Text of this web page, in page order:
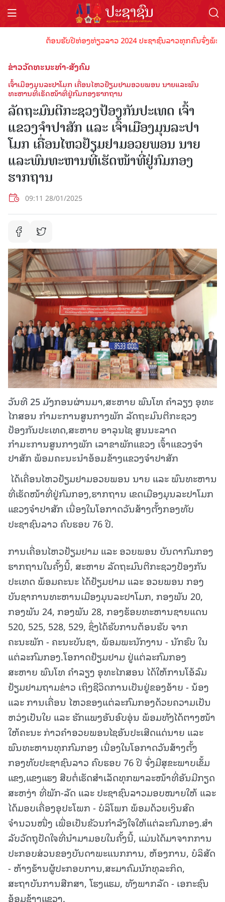
ຕ້ອນຮັບປີທ່ອງທ່ຽວລາວ 2024 ປະຊາຊົນລາວທຸກຄົນຈົ່ງພ້ອມ
ຂ່າວວັດທະນະທຳ-ສັງຄົມ
ເຈົ້າເມືອງມຸນລະປາໂມກ ເຄື່ອນໄຫວຢ້ຽມຢາມອວຍພອນ ນາຍແລະພົນ
ທະຫານທີ່ເຮັດໜ້າທີ່ຢູ່ກົມກອງຮາກຖານ
ລັດຖະມົນຕີກະຊວງປ້ອງກັນປະເທດ ເຈົ້າ
ແຂວງຈໍາປາສັກ ແລະ ເຈົ້າເມືອງມຸນລະປາ
ໂມກ ເຄື່ອນໄຫວຢ້ຽມຢາມອວຍພອນ ນາຍ
ແລະພົນທະຫານທີ່ເຮັດໜ້າທີ່ຢູ່ກົມກອງ
ຮາກຖານ
09:11 28/01/2025
ວັນທີ 25 ມັງກອນຜ່ານມາ,ສະຫາຍ ພົນໂທ ຄໍາລຽງ ອຸທະ
ໄກສອນ ກຳມະການສູນກາງພັກ ລັດຖະມົນຕີກະຊວງ
ປ້ອງກັນປະເທດ,ສະຫາຍ ອາລຸນໄຊ ສູນນະລາດ
ກຳມະການສູນກາງພັກ ເລາຂາພັກແຂວງ ເຈົ້າແຂວງຈຳ
ປາສັກ ພ້ອມຄະນະນໍາອ້ອມຂ້າງແຂວງຈໍາປາສັກ
ໄດ້ເຄື່ອນໄຫວຢ້ຽມຢາມອວຍພອນ ນາຍ ແລະ ພົນທະຫານ
ທີ່ເຮັດໜ້າທີ່ຢູ່ກົມກອງ,ຮາກຖານ ເຂດເມືອງມຸນລະປາໂມກ
ແຂວງຈຳປາສັກ ເນື່ອງໃນໂອກາດວັນສ້າງຕັ້ງກອງທັບ
ປະຊາຊົນລາວ ຄົບຮອບ 76 ປີ.
ການເຄື່ອນໄຫວຢ້ຽມຢາມ ແລະ ອວຍພອນ ບັນດາກົມກອງ
ຮາກຖານໃນຄັ້ງນີ້, ສະຫາຍ ລັດຖະມົນຕີກະຊວງປ້ອງກັນ
ປະເທດ ພ້ອມຄະນະ ໄດ້ຢ້ຽມຢາມ ແລະ ອວຍພອນ ກອງ
ບັນຊາການທະຫານເມືອງມຸນລະປາໂມກ, ກອງພັນ 20,
ກອງພັນ 24, ກອງພັນ 28, ກອງຮ້ອຍທະຫານຊາຍແດນ
520, 525, 528, 529, ຊຶ່ງໄດ້ຮັບການຕ້ອນຮັບ ຈາກ
ຄະນະພັກ - ຄະນະບັນຊາ, ພ້ອມພະນັກງານ - ນັກຮົບ ໃນ
ແຕ່ລະກົມກອງ.ໂອກາດຢ້ຽມຢາມ ຢູ່ແຕ່ລະກົມກອງ
ສະຫາຍ ພົນໂທ ຄຳລຽງ ອຸທະໄກສອນ ໄດ້ໃຫ້ການໂອ້ລົມ
ຢ້ຽມຢາມຖາມຂ່າວ ເຖິງຊີວິດການເປັນຢູ່ຂອງອ້າຍ - ນ້ອງ
ແລະ ການເຄື່ອນ ໄຫວຂອງແຕ່ລະກົມກອງດ້ວຍຄວາມເປັນ
ຫວ່ງເປັນໃຍ ແລະ ຮັກແພງອັນອົບອຸ່ນ ພ້ອມທັງໄດ້ຕາງໜ້າ
ໃຫ້ຄະນະ ກ່າວຄຳອວຍພອນໄຊອັນປະເສີດແດ່ນາຍ ແລະ
ພົນທະຫານທຸກກົມກອງ ເນື່ອງໃນໂອກາດວັນສ້າງຕັ້ງ
ກອງທັບປະຊາຊົນລາວ ຄົບຮອບ 76 ປີ ຈົ່ງມີສຸຂະພາບເຂັ້ມ
ແຂງ,ແຂງແຮງ ສືບຕໍ່ເຮັດສຳເລັດທຸກພາລະໜ້າທີ່ອັນມີກຽດ
ສະຫງ່າ ທີ່ພັກ-ລັດ ແລະ ປະຊາຊົນລາວມອບໝາຍໃຫ້ ແລະ
ໄດ້ມອບເຄື່ອງອຸປະໂພກ - ບໍລິໂພກ ພ້ອມດ້ວຍເງິນສົດ
ຈຳນວນໜື່ງ ເພື່ອເປັນຂັວນກໍາລັງໃຈໃຫ້ແຕ່ລະກົມກອງ.ສໍາ
ລັບວັດຖຸປັດໃຈທີ່ນຳມາມອບໃນຄັ້ງນີ້, ແມ່ນໄດ້ມາຈາກການ
ປະກອບສ່ວນຂອງບັນດາພະແນກການ, ຫ້ອງການ, ບໍລິສັດ
- ຫ້າງຮ້ານຜູ້ປະກອບການ,ສະມາຄົມນັກທຸລະກິດ,
ສະຖາບັນການສືກສາ, ໂຮງແຮມ, ທັງພາກລັດ - ເອກະຊົນ
ອ້ອມຂ້າງແຂວງ.